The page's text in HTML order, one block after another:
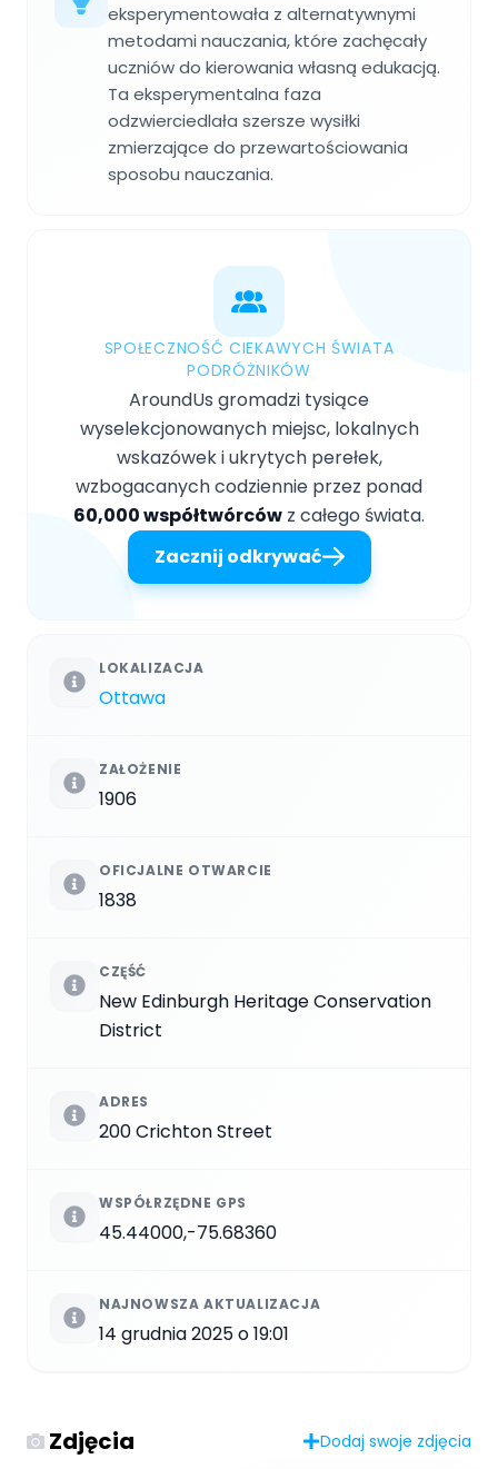
eksperymentowała z alternatywnymi
metodami nauczania, które zachęcały
uczniów do kierowania własną edukacją.
Ta eksperymentalna faza
odzwierciedlała szersze wysiłki
zmierzające do przewartościowania
sposobu nauczania.
SPOŁECZNOŚĆ CIEKAWYCH ŚWIATA
PODRÓŻNIKÓW
AroundUs gromadzi tysiące
wyselekcjonowanych miejsc, lokalnych
wskazówek i ukrytych perełek,
wzbogacanych codziennie przez ponad
60,000 współtwórców z całego świata.
Zacznij odkrywać
LOKALIZACJA
Ottawa
ZAŁOŻENIE
1906
OFICJALNE OTWARCIE
1838
CZĘŚĆ
New Edinburgh Heritage Conservation
District
ADRES
200 Crichton Street
WSPÓŁRZĘDNE GPS
45.44000,-75.68360
NAJNOWSZA AKTUALIZACJA
14 grudnia 2025 o 19:01
Zdjęcia Dodaj swoje zdjęcia